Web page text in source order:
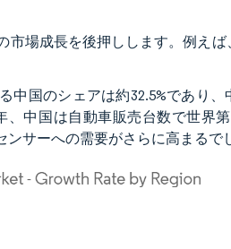
場成長を後押しします。例えば
中国のシェアは約32.5%であり、
中国は自動車販売台数で世界
サーへの需要がさらに高まるで